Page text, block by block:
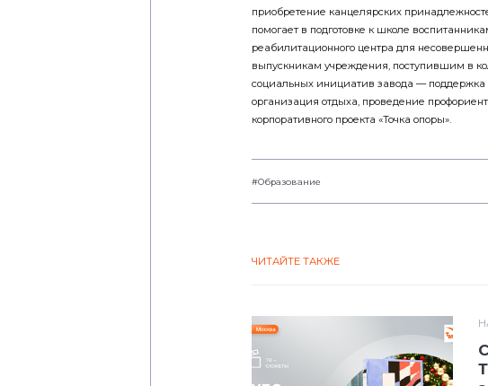
приобретение канцелярских
помогает в подготовке к школе
реабилитационного центра для
выпускникам учреждения, поступившим в
социальных инициатив завода — поддержка
организация отдыха, проведение
корпоративного проекта «Точка опоры».
#Образование
ЧИТАЙТЕ ТАКЖЕ